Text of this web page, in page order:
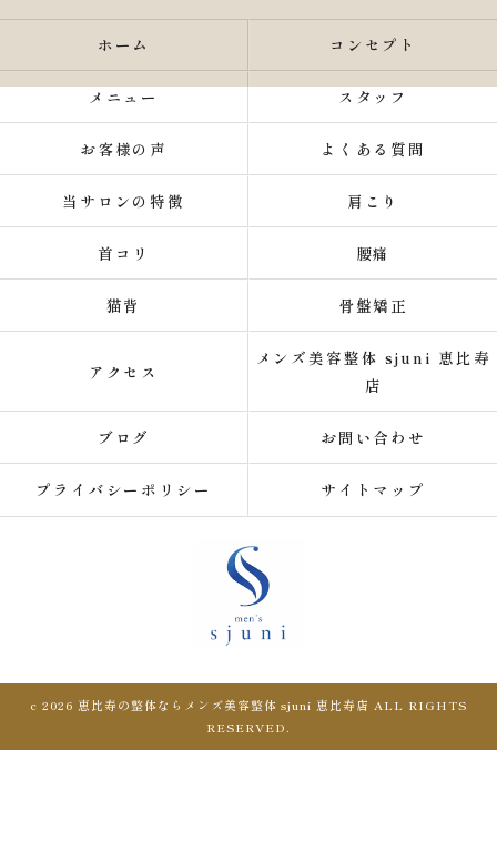
ホーム コンセプト
メニュー スタッフ
お客様の声 よくある質問
当サロンの特徴 肩こり
首コリ 腰痛
猫背 骨盤矯正
アクセス
メンズ美容整体 sjuni 恵比寿
店
ブログ お問い合わせ
プライバシーポリシー サイトマップ
c 2026 恵比寿の整体ならメンズ美容整体 sjuni 恵比寿店 ALL RIGHTS
RESERVED.